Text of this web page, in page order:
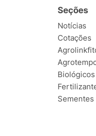
Seções
Notícias
Cotações
Biológicos
Sementes